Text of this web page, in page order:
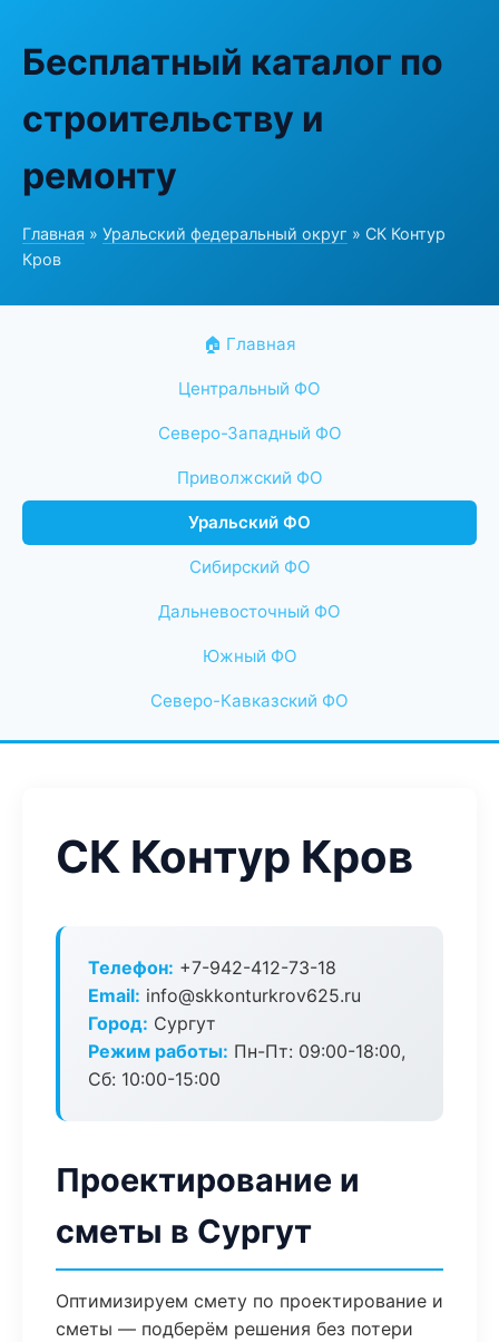
Бесплатный каталог по
строительству и
ремонту
Главная » Уральский федеральный округ » СК Контур
Кров
🏠 Главная
Центральный ФО
Северо-Западный ФО
Приволжский ФО
Уральский ФО
Сибирский ФО
Дальневосточный ФО
Южный ФО
Северо-Кавказский ФО
СК Контур Кров
Телефон: +7-942-412-73-18
Email: info@skkonturkrov625.ru
Город: Сургут
Режим работы: Пн-Пт: 09:00-18:00,
Сб: 10:00-15:00
Проектирование и
сметы в Сургут
Оптимизируем смету по проектирование и
сметы — подберём решения без потери